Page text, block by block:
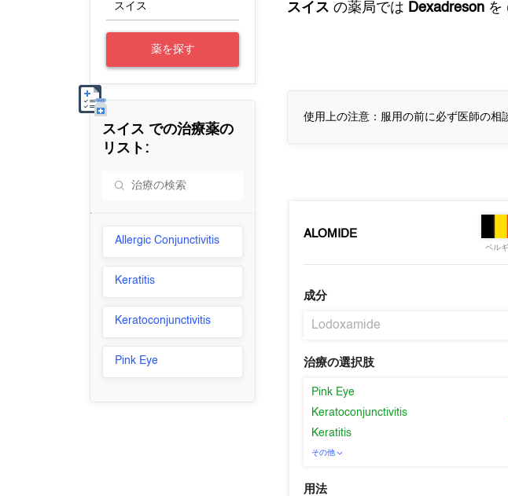
スイス
薬を探す
スイス での治療薬の
リスト:
Allergic Conjunctivitis
Keratitis
Keratoconjunctivitis
Pink Eye
スイス の薬局では Dexadreson を
使用上の注意：服用の前に必ず医師の相
ALOMIDE
ベル
成分
Lodoxamide
治療の選択肢
Pink Eye
Keratoconjunctivitis
Keratitis
その他
用法